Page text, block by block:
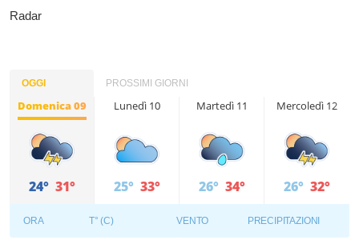
Radar
OGGI PROSSIMI GIORNI
Domenica 09
24° 31°
Lunedì 10
25° 33°
Martedì 11
26° 34°
Mercoledì 12
26° 32°
ORA T° (C) VENTO PRECIPITAZIONI